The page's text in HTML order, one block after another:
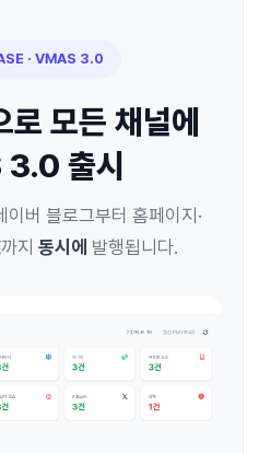
· VMAS 3.0
로 모든 채널에
출시
버 블로그부터 홈페이지·
지 동시에 발행됩니다.